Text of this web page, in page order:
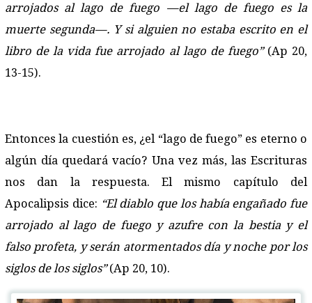
arrojados al lago de fuego —el lago de fuego es la
muerte segunda—. Y si alguien no estaba escrito en el
libro de la vida fue arrojado al lago de fuego”(Ap 20,
13-15).
Entonces la cuestión es, ¿el “lago de fuego” es eterno o
algún día quedará vacío? Una vez más, las Escrituras
nos dan la respuesta. El mismo capítulo del
Apocalipsis dice: “El diablo que los había engañado fue
arrojado al lago de fuego y azufre con la bestia y el
falso profeta, y serán atormentados día y noche por los
siglos de los siglos”(Ap 20, 10).